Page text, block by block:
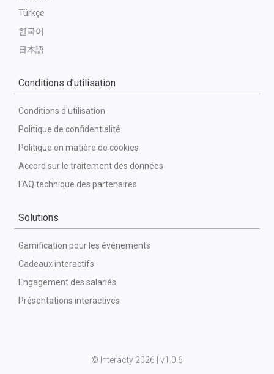
Türkçe
한국어
日本語
Conditions d'utilisation
Conditions d'utilisation
Politique de confidentialité
Politique en matière de cookies
Accord sur le traitement des données
FAQ technique des partenaires
Solutions
Gamification pour les événements
Cadeaux interactifs
Engagement des salariés
Présentations interactives
© Interacty 2026 | v1.0.6